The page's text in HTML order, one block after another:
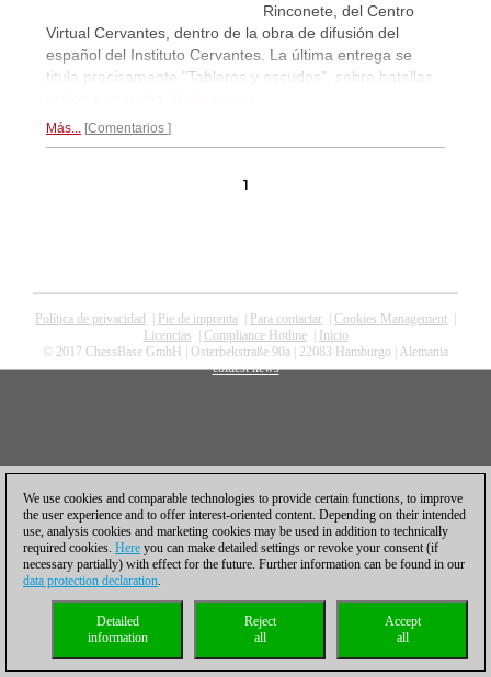
Rinconete, del Centro
Virtual Cervantes, dentro de la obra de difusión del
español del Instituto Cervantes. La última entrega se
titula precisamente "Tableros y escudos", sobre batallas
Más... Comentarios
1
Política de privacidad Pie de imprenta Para contactar Cookies Management
Licencias
Compliance Hotline|
Inicio
© 2017 ChessBase GmbH | Osterbekstraße 90a | 22083 Hamburgo | Alemania
coldest news
We use cookies and comparable technologies to provide certain functions, to improve
the user experience and to offer interest-oriented content. Depending on their intended
use, analysis cookies and marketing cookies may be used in addition to technically
required cookies. Here you can make detailed settings or revoke your consent (if
necessary partially) with effect for the future. Further information can be found in our
data protection declaration.
Accept
all
Reject
all
Detailed
information